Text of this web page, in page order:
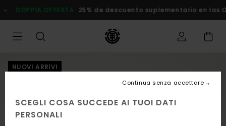
alle
informazioni
prodotto
DOPPIA OFFERTA 25% de descuento suplementario en las
NUOVI ARRIVI
SCEGLI COSA SUCCEDE AI TUOI DATI
PERSONALI
Continua senza accettare